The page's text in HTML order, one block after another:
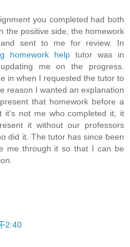
you completed had both
the positive side, the homework
sent to me for review. In
homework help tutor was in
me on the progress.
in when I requested the tutor to
reason I wanted an explanation
that homework before a
it’s not me who completed it, it
it without our professors
did it. The tutor has since been
me through it so that I can be
2:40